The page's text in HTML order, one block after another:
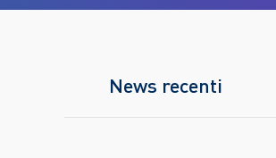
News recenti